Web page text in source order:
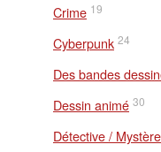
Crime 19
Cyberpunk 24
Des bandes
Dessin animé 30
Détective / Mystère